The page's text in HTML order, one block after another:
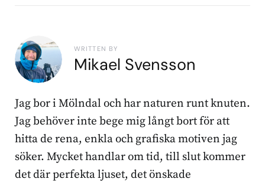
WRITTEN BY
Mikael Svensson
Jag bor i Mölndal och har naturen runt knuten.
Jag behöver inte bege mig långt bort för att
hitta de rena, enkla och grafiska motiven jag
söker. Mycket handlar om tid, till slut kommer
det där perfekta ljuset, det önskade